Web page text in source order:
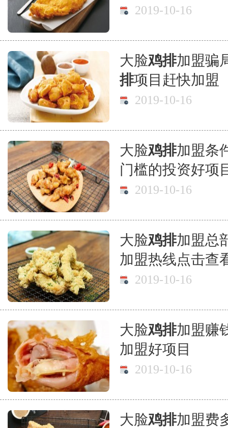
2019-10-16
大脸鸡排加盟骗
排项目赶快加盟
2019-10-16
大脸鸡排加盟条
门槛的投资好项
2019-10-16
大脸鸡排加盟总
加盟热线点击查
2019-10-16
大脸鸡排加盟赚
加盟好项目
2019-10-16
大脸鸡排加盟费